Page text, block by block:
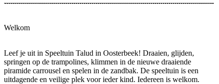
Welkom
Leef je uit in Speeltuin Talud in Oosterbeek! Draaien, glijden,
springen op de trampolines, klimmen in de nieuwe draaiende
piramide carrousel en spelen in de zandbak. De speeltuin is een
uitdagende en veilige plek voor ieder kind. Iedereen is welkom.